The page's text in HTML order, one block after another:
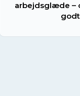
arbejdsglæde –